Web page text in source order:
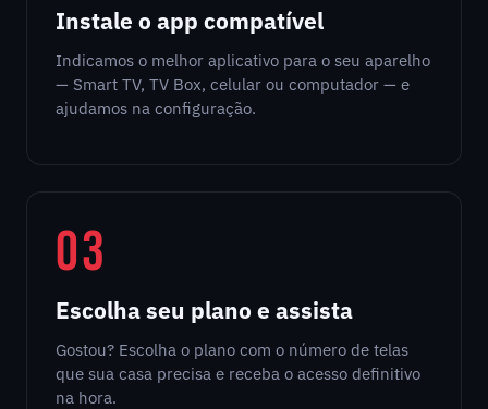
Instale o app compatível
Indicamos o melhor aplicativo para o seu aparelho
— Smart TV, TV Box, celular ou computador — e
ajudamos na configuração.
03
Escolha seu plano e assista
Gostou? Escolha o plano com o número de telas
que sua casa precisa e receba o acesso definitivo
na hora.